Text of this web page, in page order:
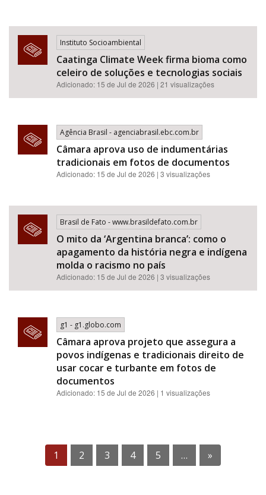
Instituto Socioambiental
Caatinga Climate Week firma bioma como
celeiro de soluções e tecnologias sociais
Adicionado: 15 de Jul de 2026 | 21 visualizações
Agência Brasil - agenciabrasil.ebc.com.br
Câmara aprova uso de indumentárias
tradicionais em fotos de documentos
Adicionado: 15 de Jul de 2026 | 3 visualizações
Brasil de Fato - www.brasildefato.com.br
O mito da ‘Argentina branca’: como o
apagamento da história negra e indígena
molda o racismo no país
Adicionado: 15 de Jul de 2026 | 3 visualizações
g1 - g1.globo.com
Câmara aprova projeto que assegura a
povos indígenas e tradicionais direito de
usar cocar e turbante em fotos de
documentos
Adicionado: 15 de Jul de 2026 | 1 visualizações
1 2 3 4 5 … »